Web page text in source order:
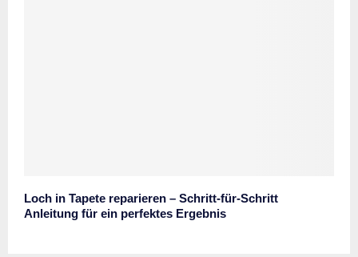
Loch in Tapete reparieren – Schritt-für-Schritt
Anleitung für ein perfektes Ergebnis